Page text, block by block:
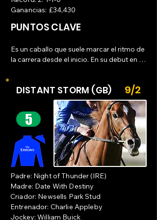
Ganancias: £34,430
PUNTOS CLAVE
Es un caballo que suele marcar el ritmo de
la carrera desde el inicio. En su debut en
alcanzado.
Zancada larga y potente: Posee una
zancada excepcionalmente larga que le
permite mantener una velocidad
constante y "seguir empujando" incluso en
las fases finales de la carrera.
Velocidad "fuera de serie": Sus datos de
velocidad por secciones (sectionals) en su
primera victoria mostraron que corrió más
rápido que el promedio de su clase,
estableciendo tiempos que los analistas
DISTANT STORM (GB) 9/2
Padre: Night of Thunder (IRE)
Madre: Date With Destiny
Criador: Newsells Park Stud
Entrenador: Charlie Appleby
Jockey: William Buick